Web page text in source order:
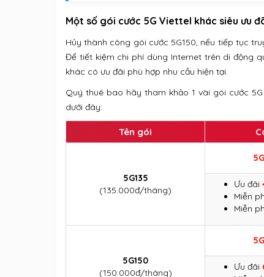
Một số gói cước 5G Viettel khác siêu ưu
Hủy thành công gói cước 5G150, nếu tiếp tục
Để tiết kiệm chi phí dùng Internet trên di động
khác có ưu đãi phù hợp nhu cầu hiện tại.
Quý thuê bao hãy tham khảo 1 vài gói cước
dưới đây:
Tên gói
5G135
(135.000đ/tháng)
Ưu đãi
Miễn
Miễn
5G150
(150.000đ/tháng)
Ưu đãi